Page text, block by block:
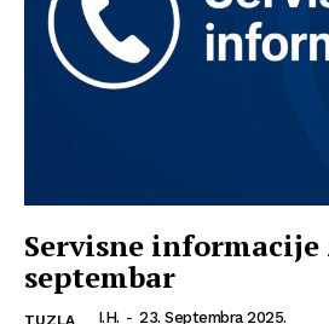
Servisne informacije
septembar
TUZLA I.H. - 23. Septembra 2025.